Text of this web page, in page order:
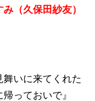
み（久保田紗友）
いに来てくれた
っておいで』